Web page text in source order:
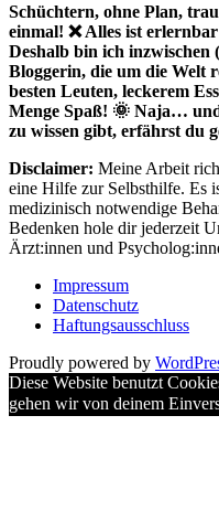
Schüchtern, ohne Plan,
einmal! ❌ Alles ist
Deshalb bin ich inzwischen
Bloggerin, die um die Welt
besten Leuten, leckerem
Menge Spaß! 🌞 Naja…
zu wissen gibt, erfährst du
Disclaimer: Meine Arbeit
eine Hilfe zur Selbsthilfe. Es
medizinisch notwendige
Bedenken hole dir jederzeit
Ärzt:innen und
Impressum
Datenschutz
Haftungsausschluss
Proudly powered by
Diese Website benutzt
gehen wir von deinem